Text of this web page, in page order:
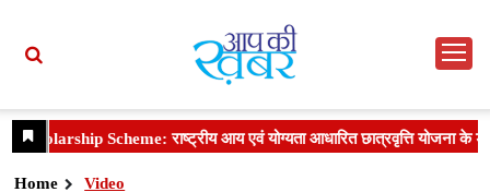
Home Video